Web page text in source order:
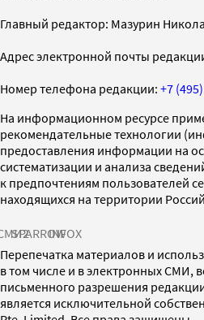
Главный редактор: Мазурин
Адрес электронной почты
Номер телефона редакции: +7
На информационном ресурсе
рекомендательные технологии
предоставления информации на
систематизации и анализа
к предпочтениям пользователей
находящихся на территории
SPARROWINFOX
Перепечатка материалов и
в том числе и в электронных СМИ,
письменного разрешения
является исключительной